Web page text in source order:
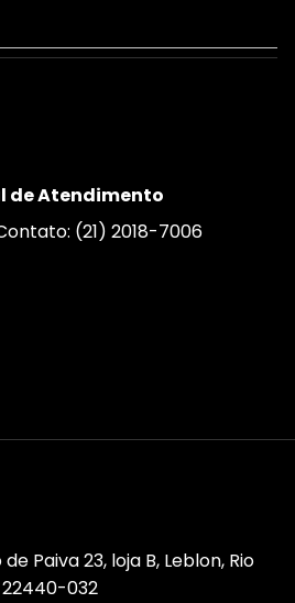
de Atendimento
(21) 2018-7006
Paiva 23, loja B, Leblon, Rio
22440-032